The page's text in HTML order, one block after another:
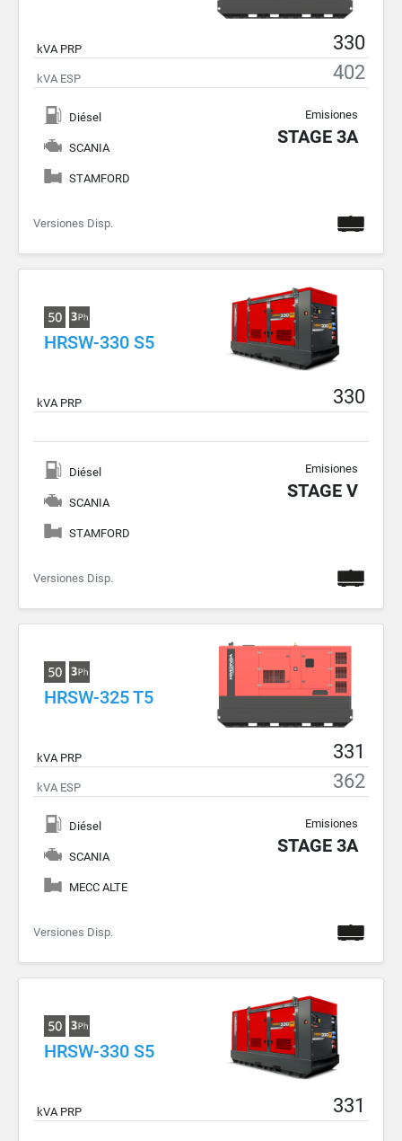
kVA PRP 330
kVA ESP 402
Diésel
SCANIA
STAMFORD
Emisiones
STAGE 3A
Versiones Disp.
HRSW-330 S5
kVA PRP 330
Diésel
SCANIA
STAMFORD
Emisiones
STAGE V
Versiones Disp.
HRSW-325 T5
kVA PRP 331
kVA ESP 362
Diésel
SCANIA
MECC ALTE
Emisiones
STAGE 3A
Versiones Disp.
HRSW-330 S5
kVA PRP 331